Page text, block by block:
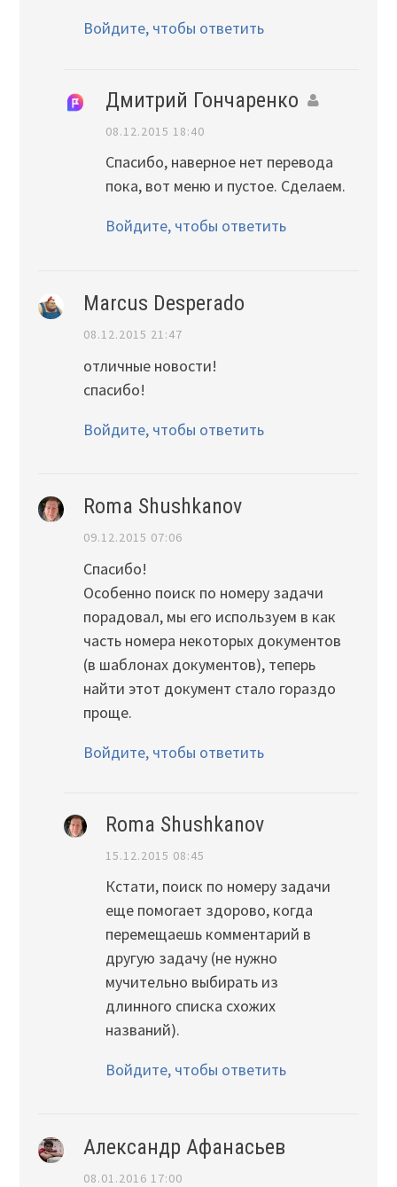
Войдите, чтобы ответить
Дмитрий Гончаренко
08.12.2015 18:40
Спасибо, наверное нет перевода
пока, вот меню и пустое. Сделаем.
Войдите, чтобы ответить
Marcus Desperado
08.12.2015 21:47
отличные новости!
спасибо!
Войдите, чтобы ответить
Roma Shushkanov
09.12.2015 07:06
Спасибо!
Особенно поиск по номеру задачи
порадовал, мы его используем в как
часть номера некоторых документов
(в шаблонах документов), теперь
найти этот документ стало гораздо
проще.
Войдите, чтобы ответить
Roma Shushkanov
15.12.2015 08:45
Кстати, поиск по номеру задачи
еще помогает здорово, когда
перемещаешь комментарий в
другую задачу (не нужно
мучительно выбирать из
длинного списка схожих
названий).
Войдите, чтобы ответить
Александр Афанасьев
08.01.2016 17:00